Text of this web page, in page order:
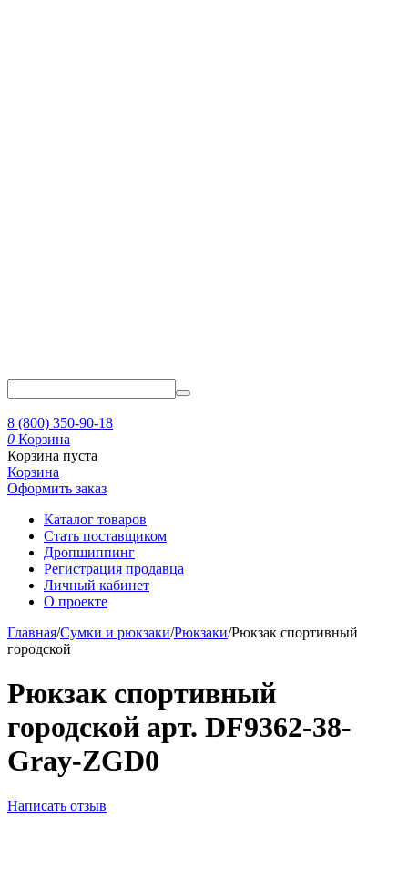
8 (800) 350-90-18
0 Корзина
Корзина пуста
Корзина
Оформить заказ
Каталог товаров
Стать поставщиком
Дропшиппинг
Регистрация продавца
Личный кабинет
О проекте
Главная/Сумки и рюкзаки/Рюкзаки/Рюкзак спортивный
городской
Рюкзак спортивный
городской арт. DF9362-38-
Gray-ZGD0
Написать отзыв